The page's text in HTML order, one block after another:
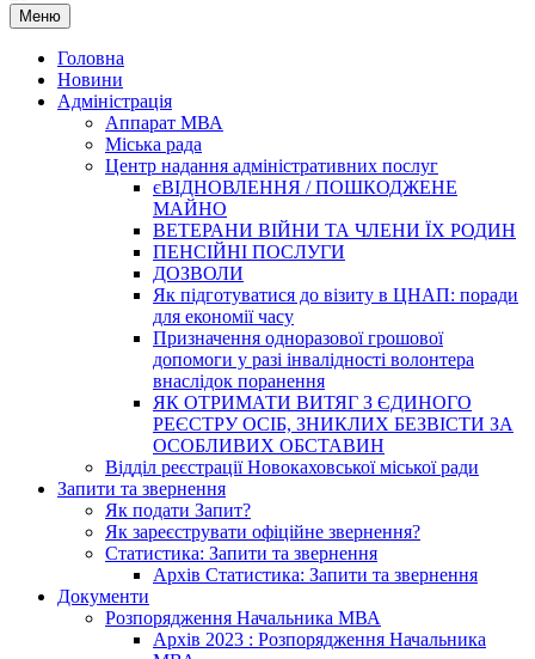
Меню Skip
to
content
Головна
Новини
Адміністрація
Аппарат МВА
Міська рада
Центр надання адміністративних послуг
єВІДНОВЛЕННЯ / ПОШКОДЖЕНЕ
МАЙНО
ВЕТЕРАНИ ВІЙНИ ТА ЧЛЕНИ ЇХ РОДИН
ПЕНСІЙНІ ПОСЛУГИ
ДОЗВОЛИ
Як підготуватися до візиту в ЦНАП: поради
для економії часу
Призначення одноразової грошової
допомоги у разі інвалідності волонтера
внаслідок поранення
ЯК ОТРИМАТИ ВИТЯГ З ЄДИНОГО
РЕЄСТРУ ОСІБ, ЗНИКЛИХ БЕЗВІСТИ ЗА
ОСОБЛИВИХ ОБСТАВИН
Відділ реєстрації Новокаховської міської ради
Запити та звернення
Як подати Запит?
Як зареєструвати офіційне звернення?
Статистика: Запити та звернення
Архів Статистика: Запити та звернення
Документи
Розпорядження Начальника МВА
Архів 2023 : Розпорядження Начальника